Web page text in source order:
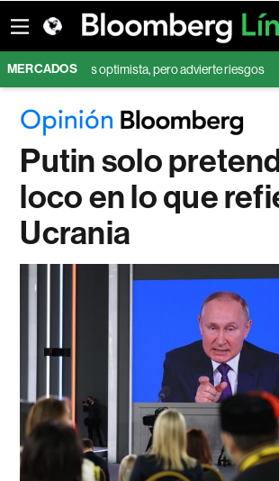
MERCADOS
BofA es optimista, pero advierte riesgos
Putin solo
loco en lo que
Ucrania